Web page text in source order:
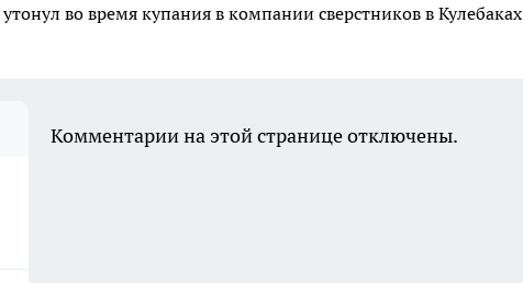
во время купания в компании сверстников в Кулебаках
Комментарии на этой странице отключены.